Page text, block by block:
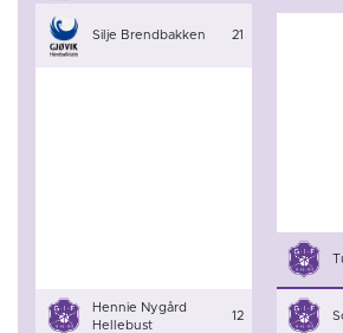
Silje Brendbakken 21
Hennie Nygård
Hellebust
12